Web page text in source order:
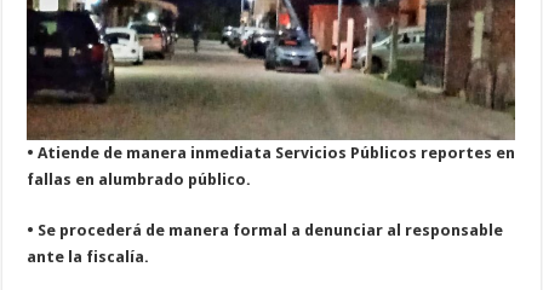
• Atiende de manera inmediata Servicios Públicos reportes en
fallas en alumbrado público.
• Se procederá de manera formal a denunciar al responsable
ante la fiscalía.